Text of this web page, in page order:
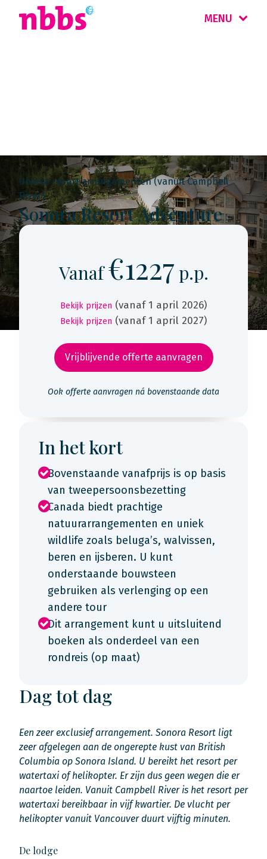
MENU
Unieke resort arrangementen (vanuit Campbell
River)
Sonora Resort Adventure
Vanaf€1227 p.p.
Bekijk prijzen (vanaf 1 april 2026)
Bekijk prijzen (vanaf 1 april 2027)
Vrijblijvende offerte aanvragen
Ook offerte aanvragen ná bovenstaande data
In het kort
Bovenstaande vanafprijs is op basis
van tweepersoonsbezetting
Canada biedt prachtige
natuurarrangementen en uniek
wildlife zoals beluga’s, walvissen,
beren en ijsberen. U kunt
onderstaande bouwsteen
gebruiken als verlenging op een
andere tour
Dit arrangement kunt u uitsluitend
boeken als onderdeel van een
rondreis (op maat)
Dag tot dag
Een zeer exclusief arrangement. Sonora Resort ligt
zeer afgelegen aan de ongerepte kust van British
Columbia op Sonora Island. U bereikt het resort per
watertaxi of helikopter. Er zijn dus geen wegen die er
naartoe leiden. Vanuit Campbell River is het resort per
watertaxi bereikbaar in vijf kwartier. De vlucht per
helikopter vanuit Vancouver duurt vijftig minuten.
De lodge